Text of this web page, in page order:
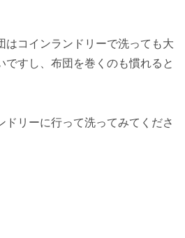
はコインランドリーで洗っても大
ですし、布団を巻くのも慣れると
ドリーに行って洗ってみてくださ